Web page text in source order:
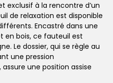
exclusif à la rencontre d’un
de relaxation est disponible
Encastré dans une
en bois, ce fauteuil est
Le dossier, qui se règle au
une pression
une position assise